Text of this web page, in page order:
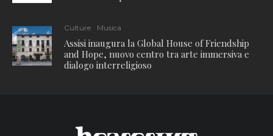
Culture Musica
Assisi inaugura la Global House of Friendship
and Hope, nuovo centro tra arte immersiva e
dialogo interreligioso